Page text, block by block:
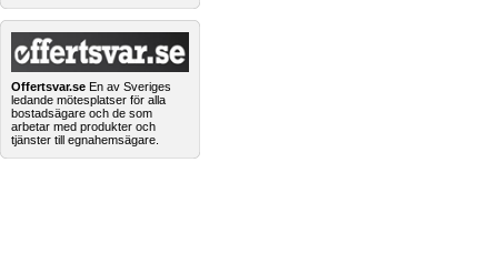
Offertsvar.se En av Sveriges
ledande mötesplatser för alla
bostadsägare och de som
arbetar med produkter och
tjänster till egnahemsägare.